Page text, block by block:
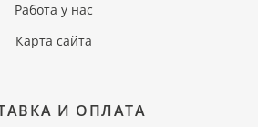
Работа у нас
Карта сайта
И ОПЛАТА